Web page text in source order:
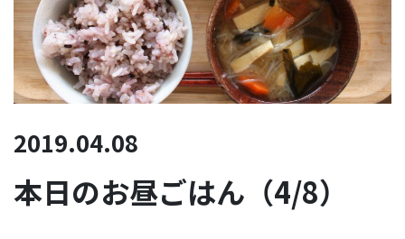
2019.04.08
本日のお昼ごはん（4/8）